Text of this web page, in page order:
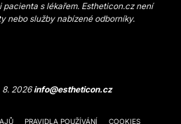
s lékařem. Estheticon.cz není
nebo služby nabízené odborníky.
8. 2026info@estheticon.cz
PRAVIDLA POUŽÍVÁNÍ COOKIES